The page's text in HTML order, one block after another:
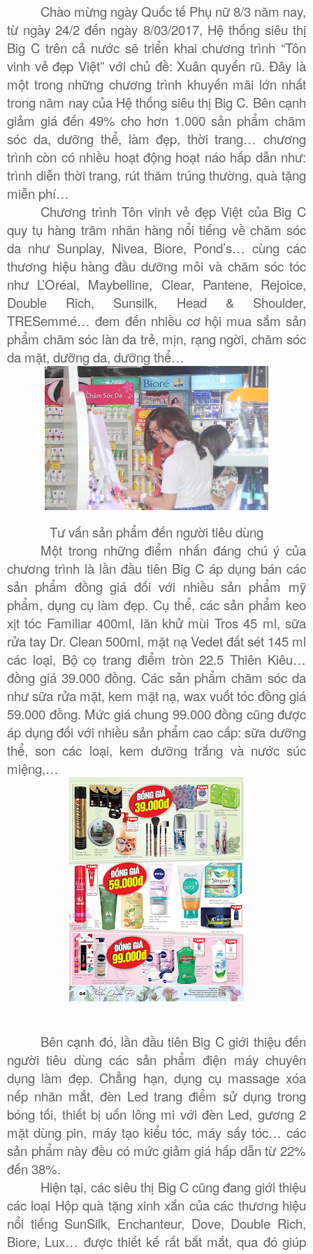
Chào mừng ngày Quốc tế Phụ nữ 8/3 năm nay,
từ ngày 24/2 đến ngày 8/03/2017, Hệ thống siêu thị
Big C trên cả nước sẽ triển khai chương trình “Tôn
vinh vẻ đẹp Việt” với chủ đề: Xuân quyến rũ. Đây là
một trong những chương trình khuyến mãi lớn nhất
trong năm nay của Hệ thống siêu thị Big C. Bên cạnh
giảm giá đến 49% cho hơn 1.000 sản phẩm chăm
sóc da, dưỡng thể, làm đẹp, thời trang… chương
trình còn có nhiều hoạt động hoạt náo hấp dẫn như:
trình diễn thời trang, rút thăm trúng thường, quà tặng
miễn phí…
Chương trình Tôn vinh vẻ đẹp Việt của Big C
quy tụ hàng trăm nhãn hàng nổi tiếng về chăm sóc
da như Sunplay, Nivea, Biore, Pond’s… cùng các
thương hiệu hàng đầu dưỡng môi và chăm sóc tóc
như L’Oréal, Maybelline, Clear, Pantene, Rejoice,
Double Rich, Sunsilk, Head & Shoulder,
TRESemmé… đem đến nhiều cơ hội mua sắm sản
phẩm chăm sóc làn da trẻ, mịn, rạng ngời, chăm sóc
da mặt, dưỡng da, dưỡng thể…
Tư vấn sản phẩm đến người tiêu dùng
Một trong những điểm nhấn đáng chú ý của
chương trình là lần đầu tiên Big C áp dụng bán các
sản phẩm đồng giá đối với nhiều sản phẩm mỹ
phẩm, dụng cụ làm đẹp. Cụ thể, các sản phẩm keo
xịt tóc Familiar 400ml, lăn khử mùi Tros 45 ml, sữa
rửa tay Dr. Clean 500ml, mặt nạ Vedet đất sét 145 ml
các loại, Bộ cọ trang điểm tròn 22.5 Thiên Kiêu…
đồng giá 39.000 đồng. Các sản phẩm chăm sóc da
như sữa rửa mặt, kem mặt nạ, wax vuốt tóc đồng giá
59.000 đồng. Mức giá chung 99.000 đồng cũng được
áp dụng đối với nhiều sản phẩm cao cấp: sữa dưỡng
thể, son các loại, kem dưỡng trắng và nước súc
miệng,…
Bên cạnh đó, lần đầu tiên Big C giới thiệu đến
người tiêu dùng các sản phẩm điện máy chuyên
dụng làm đẹp. Chẳng hạn, dụng cụ massage xóa
nếp nhăn mắt, đèn Led trang điểm sử dụng trong
bóng tối, thiết bị uốn lông mi với đèn Led, gương 2
mặt dùng pin, máy tạo kiểu tóc, máy sấy tóc… các
sản phẩm này đều có mức giảm giá hấp dẫn từ 22%
đến 38%.
Hiện tại, các siêu thị Big C cũng đang giới thiệu
các loại Hộp quà tặng xinh xắn của các thương hiệu
nổi tiếng SunSilk, Enchanteur, Dove, Double Rich,
Biore, Lux… được thiết kế rất bắt mắt, qua đó giúp